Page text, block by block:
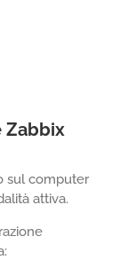
Zabbix
sul computer
attiva.